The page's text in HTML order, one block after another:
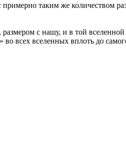
таким же количеством
с нашу, и в той
всех вселенных вплоть до